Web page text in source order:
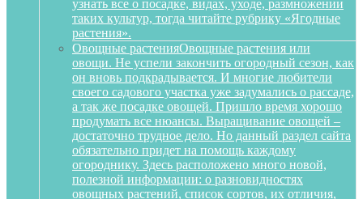
узнать все о посадке, видах, уходе, размножении
таких культур, тогда читайте рубрику «Ягодные
растения».
Овощные растенияОвощные растения или
овощи. Не успели закончить огородный сезон, как
он вновь подкрадывается. И многие любители
своего садового участка уже задумались о рассаде,
а так же посадке овощей. Пришло время хорошо
продумать все нюансы. Выращивание овощей –
достаточно трудное дело. Но данный раздел сайта
обязательно придет на помощь каждому
огороднику. Здесь расположено много новой,
полезной информации: о разновидностях
овощных растений, список сортов, их отличия,